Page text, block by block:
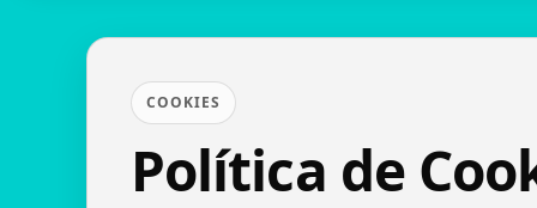
COOKIES
Política de